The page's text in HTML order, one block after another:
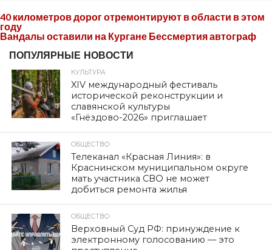
40 километров дорог отремонтируют в области в этом
году
Вандалы оставили на Кургане Бессмертия автограф
ПОПУЛЯРНЫЕ НОВОСТИ
КУЛЬТУРА
XIV международный фестиваль
исторической реконструкции и
славянской культуры
«Гнёздово-2026» приглашает
ОБЩЕСТВО
Телеканал «Красная Линия»: в
Краснинском муниципальном округе
мать участника СВО не может
добиться ремонта жилья
ОБЩЕСТВО
Верховный Суд РФ: принуждение к
электронному голосованию — это